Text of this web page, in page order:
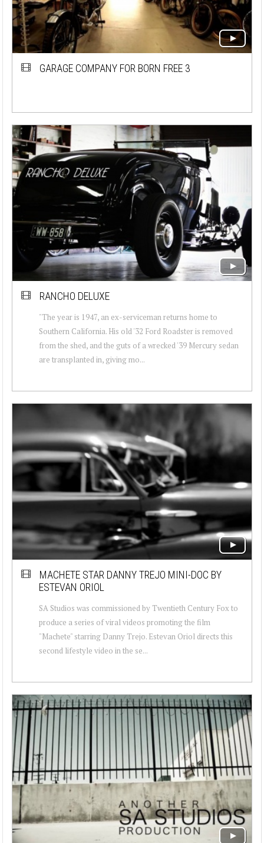
GARAGE COMPANY FOR BORN FREE 3
RANCHO DELUXE
"The year is 1947, an ex-serviceman returns home to
Southern California. His old '32 Ford Roadster is removed
from the shed, and the guts of a wrecked '39 Mercury sedan
are transplanted in, giving mo...
MACHETE STAR DANNY TREJO MINI-DOC BY
ESTEVAN ORIOL
SA Studios was commissioned by Twentieth Century Fox to
produce a series of viral videos promoting the film
"Machete" starring Danny Trejo. Estevan Oriol directs this
second lifestyle video in the se...